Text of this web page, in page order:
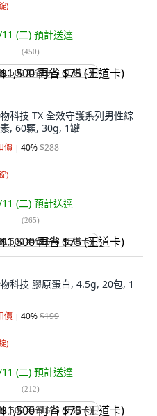
)
(二) 預計送達
(450)
再省 $75 (王道卡)
科技 TX 全效守護系列男性綜
, 60顆, 30g, 1罐
價 40%$288
)
(二) 預計送達
(265)
再省 $75 (王道卡)
科技 膠原蛋白, 4.5g, 20包, 1
價 40%$199
)
(二) 預計送達
(212)
再省 $75 (王道卡)